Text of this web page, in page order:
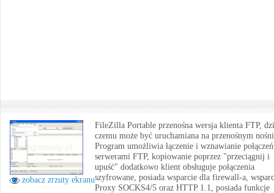
zobacz zrzuty ekranu
FileZilla Portable przenośna wersja klienta FTP,
czemu może być uruchamiana na przenośnym
Program umożliwia łączenie i wznawianie
serwerami FTP, kopiowanie poprzez "przeciągnij i
upuść" dodatkowo klient obsługuje połączenia
szyfrowane, posiada wsparcie dla firewall-a,
Proxy SOCKS4/5 oraz HTTP 1.1, posiada funkcje